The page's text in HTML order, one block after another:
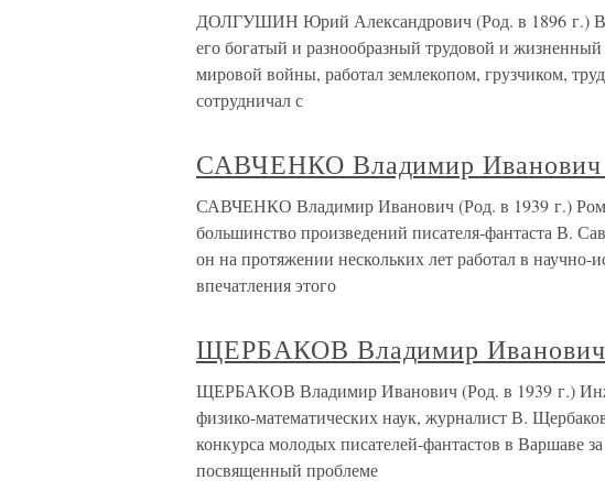
ДОЛГУШИН Юрий Александрович (Род. в 1896 г.) В
его богатый и разнообразный трудовой и
мировой войны, работал землекопом, грузчиком,
сотрудничал с
САВЧЕНКО Владимир Иванович
САВЧЕНКО Владимир Иванович (Род. в 1939 г.)
большинство произведений писателя-фантаста В.
он на протяжении нескольких лет работал в научно-
впечатления этого
ЩЕРБАКОВ Владимир Иванович
ЩЕРБАКОВ Владимир Иванович (Род. в 1939 г.)
физико-математических наук, журналист В.
конкурса молодых писателей-фантастов в Варшаве
посвященный проблеме